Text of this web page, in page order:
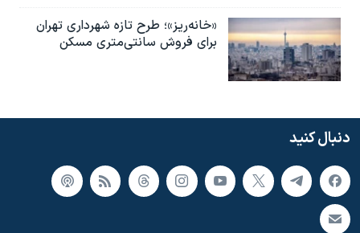
«خانه‌ریز»؛ طرح تازه شهرداری تهران
برای فروش سانتی‌متری مسکن
دنبال کنید